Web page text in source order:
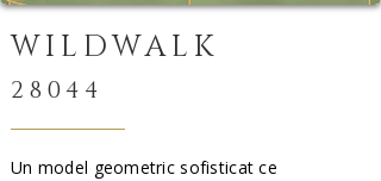
WILDWALK
28044
Un model geometric sofisticat ce